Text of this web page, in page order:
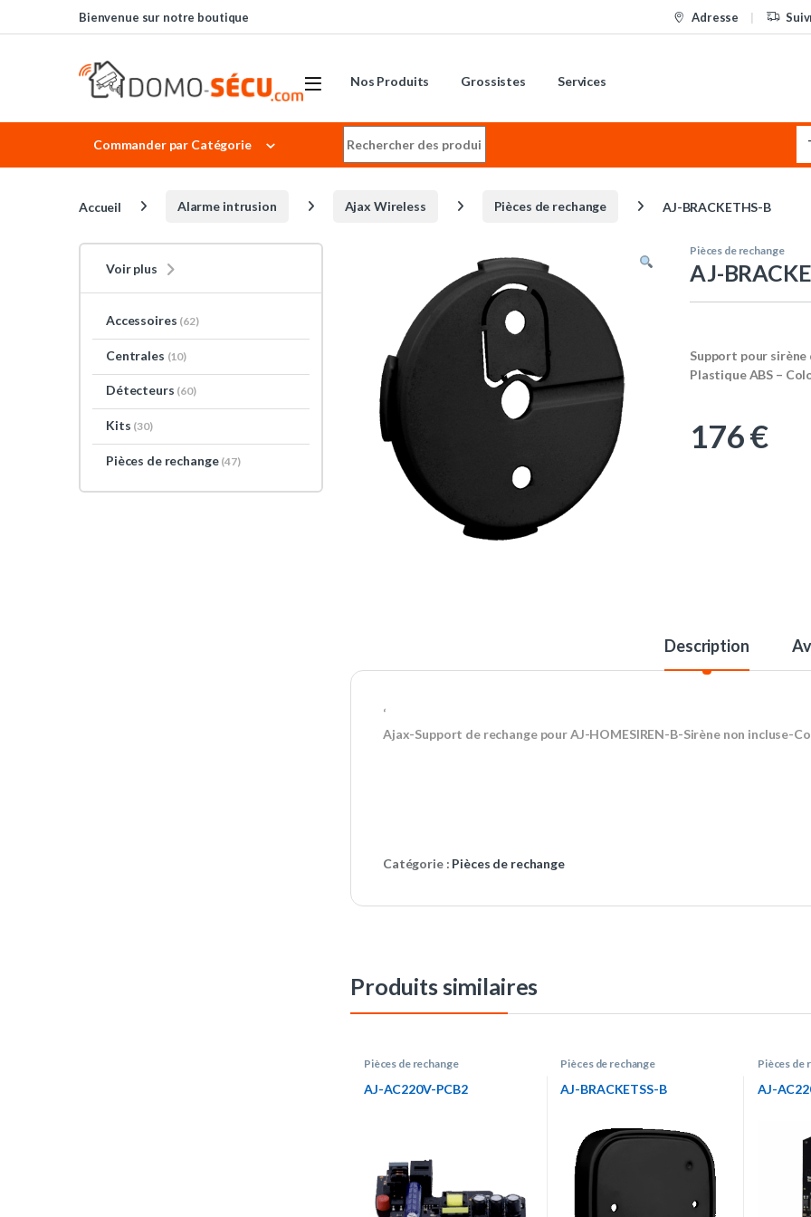
Skip to navigation
Skip to contentBienvenue sur notre boutique Adresse
Nos Produits Grossistes Services
Commander par Catégorie
Accueil Alarme intrusion Ajax Wireless Pièces de rechange AJ-BRACKETHS-B
Pièces de rechange
AJ-
Support pour sirène
Plastique ABS –
176€
Description
‘
Ajax-Support de rechange pour AJ-HOMESIREN-B-Sirène non incluse-
Catégorie : Pièces de rechange
Produits similaires
Pièces de rechange
AJ-AC220V-PCB2
Pièces de rechange
AJ-BRACKETSS-B
Pièces de
AJ-
Voir plus
Accessoires (62)
Centrales (10)
Détecteurs (60)
Kits (30)
Pièces de rechange (47)